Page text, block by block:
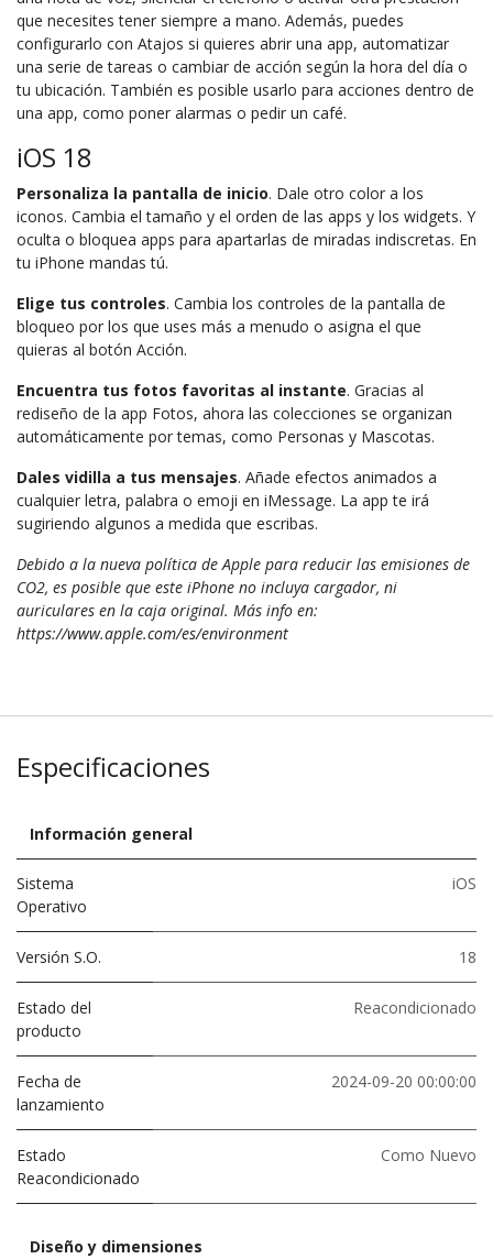
que necesites tener siempre a mano. Además, puedes
configurarlo con Atajos si quieres abrir una app, automatizar
una serie de tareas o cambiar de acción según la hora del día o
tu ubicación. También es posible usarlo para acciones dentro de
una app, como poner alarmas o pedir un café.
iOS 18
Personaliza la pantalla de inicio. Dale otro color a los
iconos. Cambia el tamaño y el orden de las apps y los widgets. Y
oculta o bloquea apps para apartarlas de miradas indiscretas. En
tu iPhone mandas tú.
Elige tus controles. Cambia los controles de la pantalla de
bloqueo por los que uses más a menudo o asigna el que
quieras al botón Acción.
Encuentra tus fotos favoritas al instante. Gracias al
rediseño de la app Fotos, ahora las colecciones se organizan
automáticamente por temas, como Personas y Mascotas.
Dales vidilla a tus mensajes. Añade efectos animados a
cualquier letra, palabra o emoji en iMessage. La app te irá
sugiriendo algunos a medida que escribas.
Debido a la nueva política de Apple para reducir las emisiones de
CO2, es posible que este iPhone no incluya cargador, ni
auriculares en la caja original. Más info en:
https://www.apple.com/es/environment
Especificaciones
Información general
Sistema
Operativo
iOS
Versión S.O. 18
Estado del
producto
Reacondicionado
Fecha de
lanzamiento
2024-09-20 00:00:00
Estado
Reacondicionado
Como Nuevo
Diseño y dimensiones